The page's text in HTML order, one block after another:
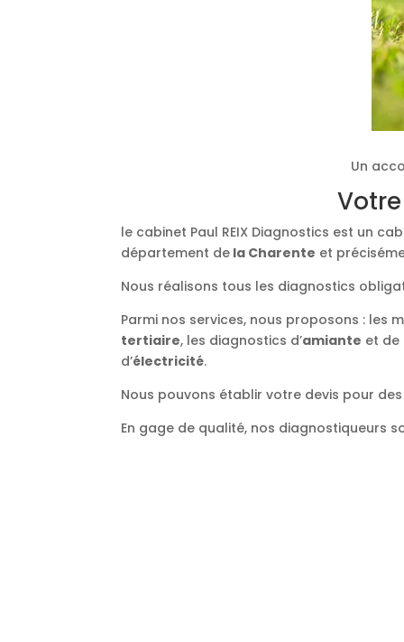
Un
le cabinet Paul REIX Diagnostics est un
département de la Charente et
Nous réalisons tous les diagnostics
Parmi nos services, nous proposons : les
tertiaire, les diagnostics d’amiante et de
d’électricité.
Nous pouvons établir votre devis pour
En gage de qualité, nos diagnostiqueurs